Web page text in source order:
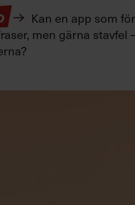
Kan en app som
men gärna stavfel